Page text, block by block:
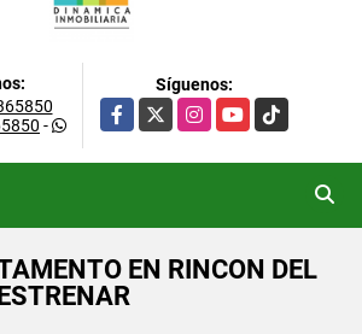
-
Síguenos:
Facebook
X InstagramYouTubeTikTok
EN RINCON DEL